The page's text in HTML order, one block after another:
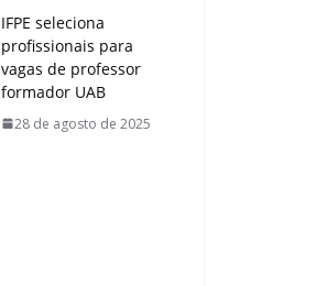
IFPE seleciona
profissionais para
vagas de professor
formador UAB
28 de agosto de 2025